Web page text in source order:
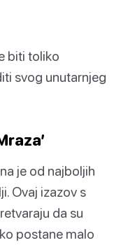
biti toliko
svog unutarnjeg
je od najboljih
Ovaj izazov s
da su
postane malo